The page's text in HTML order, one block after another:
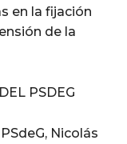
en la fijación
de la
PSDEG
Nicolás